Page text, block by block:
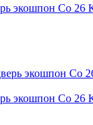
экошпон Co 26
экошпон Co 26